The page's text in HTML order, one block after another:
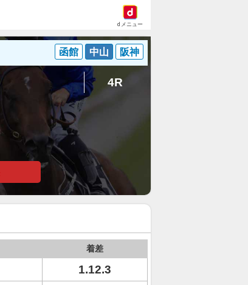
dメニュー
函館 中山 阪神
4R
着差
1.12.3